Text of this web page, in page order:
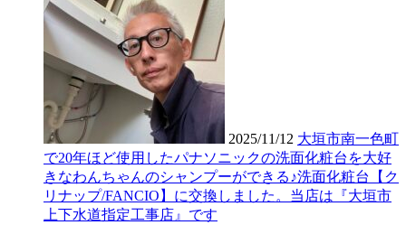
2025/11/12 大垣市南一色町
で20年ほど使用したパナソニックの洗面化粧台を大好
きなわんちゃんのシャンプーができる♪洗面化粧台【ク
リナップ/FANCIO】に交換しました。当店は『大垣市
上下水道指定工事店』です